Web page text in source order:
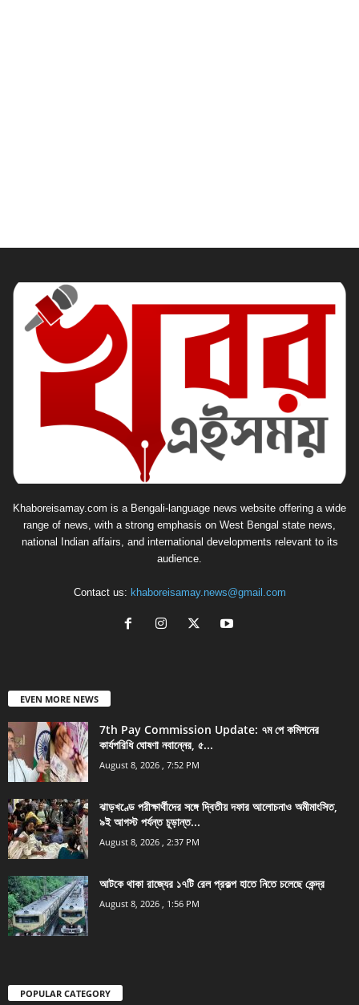
Khaboreisamay.com is a Bengali-language news website offering a wide
range of news, with a strong emphasis on West Bengal state news,
national Indian affairs, and international developments relevant to its
audience.
Contact us: khaboreisamay.news@gmail.com
EVEN MORE NEWS
7th Pay Commission Update: ৭ম পে কমিশনের
কার্যপরিধি ঘোষণা নবান্নের, ৫...
August 8, 2026 , 7:52 PM
ঝাড়খণ্ডে পরীক্ষার্থীদের সঙ্গে দ্বিতীয় দফার আলোচনাও অমীমাংসিত,
৯ই আগস্ট পর্যন্ত চূড়ান্ত...
August 8, 2026 , 2:37 PM
আটকে থাকা রাজ্যের ১৭টি রেল প্রকল্প হাতে নিতে চলেছে কেন্দ্র
August 8, 2026 , 1:56 PM
POPULAR CATEGORY